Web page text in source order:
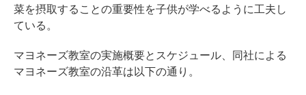
菜を摂取することの重要性を子供が学べるように工夫し
ている。
マヨネーズ教室の実施概要とスケジュール、同社による
マヨネーズ教室の沿革は以下の通り。